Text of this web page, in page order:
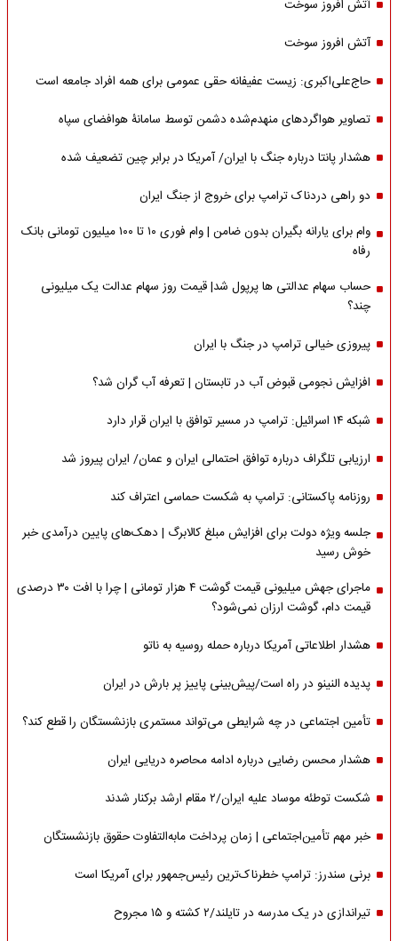
آتش افروز سوخت
آتش افروز سوخت
حاج‌علی‌اکبری: زیست عفیفانه حقی عمومی برای همه افراد جامعه است
تصاویر هواگردهای منهدم‌شده دشمن توسط سامانۀ هوافضای سپاه
هشدار پانتا درباره جنگ با ایران/ آمریکا در برابر چین تضعیف شده
دو راهی دردناک ترامپ برای خروج از جنگ ایران
وام برای یارانه بگیران بدون ضامن | وام فوری ۱۰ تا ۱۰۰ میلیون تومانی بانک
رفاه
حساب سهام عدالتی ها پرپول شد| قیمت روز سهام عدالت یک میلیونی
چند؟
پیروزی خیالی ترامپ در جنگ با ایران
افزایش نجومی قبوض آب در تابستان | تعرفه آب گران شد؟
شبکه ۱۴ اسرائیل: ترامپ در مسیر توافق با ایران قرار دارد
ارزیابی تلگراف درباره توافق احتمالی ایران و عمان/ ایران پیروز شد
روزنامه پاکستانی: ترامپ به شکست حماسی اعتراف کند
جلسه ویژه دولت برای افزایش مبلغ کالابرگ | دهک‌های پایین درآمدی خبر
خوش رسید
ماجرای جهش میلیونی قیمت گوشت ۴ هزار تومانی | چرا با افت ۳۰ درصدی
قیمت دام، گوشت ارزان نمی‌شود؟
هشدار اطلاعاتی آمریکا درباره حمله روسیه به ناتو
پدیده النینو در راه است/پیش‌بینی پاییز پر بارش در ایران
تأمین اجتماعی در چه شرایطی می‌تواند مستمری بازنشستگان را قطع کند؟
هشدار محسن رضایی درباره ادامه محاصره دریایی ایران
شکست توطئه موساد علیه ایران/۲ مقام‌ ارشد برکنار شدند
خبر مهم تأمین‌اجتماعی | زمان پرداخت مابه‌التفاوت حقوق بازنشستگان
برنی سندرز: ترامپ خطرناک‌ترین رئیس‌جمهور برای آمریکا است
تیراندازی در یک مدرسه در تایلند/۲ کشته و ۱۵ مجروح